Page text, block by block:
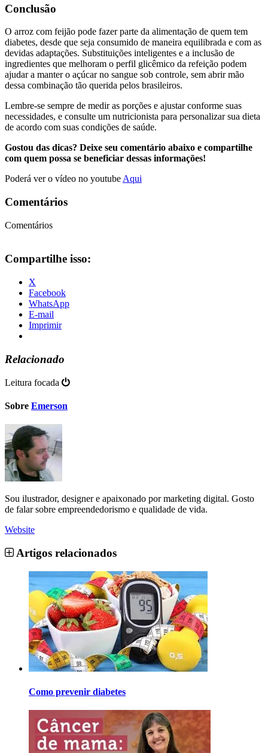
Conclusão
O arroz com feijão pode fazer parte da alimentação de quem tem
diabetes, desde que seja consumido de maneira equilibrada e com as
devidas adaptações. Substituições inteligentes e a inclusão de
ingredientes que melhoram o perfil glicêmico da refeição podem
ajudar a manter o açúcar no sangue sob controle, sem abrir mão
dessa combinação tão querida pelos brasileiros.
Lembre-se sempre de medir as porções e ajustar conforme suas
necessidades, e consulte um nutricionista para personalizar sua dieta
de acordo com suas condições de saúde.
Gostou das dicas? Deixe seu comentário abaixo e compartilhe
com quem possa se beneficiar dessas informações!
Poderá ver o vídeo no youtube Aqui
Comentários
Comentários
Compartilhe isso:
X
Facebook
WhatsApp
E-mail
Imprimir
Relacionado
Leitura focada
Sobre Emerson
Sou ilustrador, designer e apaixonado por marketing digital. Gosto
de falar sobre empreendedorismo e qualidade de vida.
Website
Artigos relacionados
Como prevenir diabetes